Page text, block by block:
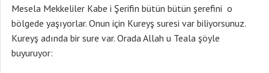
Mesela Mekkeliler Kabe i Şerifin bütün bütün şerefini o
bölgede yaşıyorlar. Onun için Kureyş suresi var biliyorsunuz.
Kureyş adında bir sure var. Orada Allah u Teala şöyle
buyuruyor: